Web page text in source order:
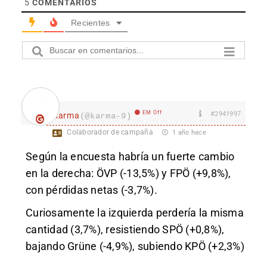
5 COMENTARIOS
Recientes
karma (@karma-9) EM Off #2941997
Colaborador de campaña 1 año hace
Según la encuesta habría un fuerte cambio
en la derecha: ÖVP (-13,5%) y FPÖ (+9,8%),
con pérdidas netas (-3,7%).
Curiosamente la izquierda perdería la misma
cantidad (3,7%), resistiendo SPÖ (+0,8%),
bajando Grüne (-4,9%), subiendo KPÖ (+2,3%)